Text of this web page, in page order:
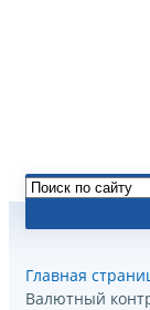
Главная
Валютный